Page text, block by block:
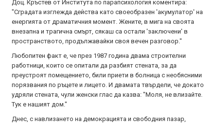
Доц. Кръстев от Института по парапсихология коментира:
"Сградата изглежда действа като своеобразен 'акумулатор' на
енергията от драматичния момент. Жените, в мига на своята
внезапна и трагична смърт, сякаш са остали 'заключени' в
пространството, продължавайки своя вечен разговор."
Любопитен факт е, че през 1987 година двама строителни
работници, които се опитали да разбият стената, за да
преустроят помещението, били приети в болница с необясними
порязвания по ръцете и лицето. И двамата твърдели, че докато
удряли стената, чули женски глас да казва: "Моля, не влизайте.
Тук е нашият дом."
Днес, с навлизането на демокрацията и свободния пазар,